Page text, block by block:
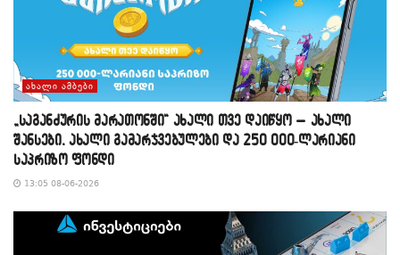
ᲐᲮᲐᲚᲘ ᲐᲛᲑᲔᲑᲘ
„საგანძურის მარათონში“ ახალი თვე დაიწყო – ახალი
შანსები, ახალი გამარჯვებულები და 250 000-ლარიანი
საპრიზო ფონდი
13:05 08-06-2026